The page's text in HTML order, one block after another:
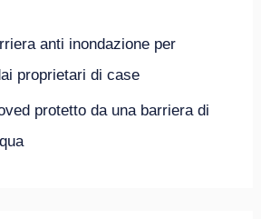
anti inondazione per
proprietari di case
protetto da una barriera di